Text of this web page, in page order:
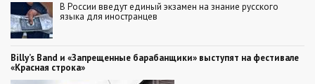
В России введут единый экзамен на знание русского
языка для иностранцев
Billy’s Band и «Запрещенные барабанщики» выступят на фестивале
«Красная строка»